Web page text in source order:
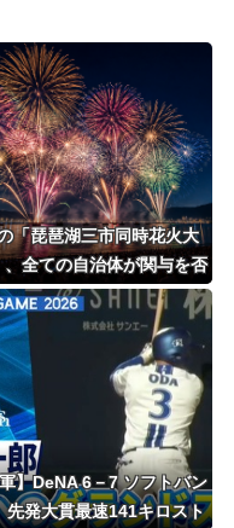
「琵琶湖三市同時花火大
、全ての自治体が関与を否
→ 開催中止が発表される
】DeNA 6－7 ソフトバン
先発大貫最速141キロスト